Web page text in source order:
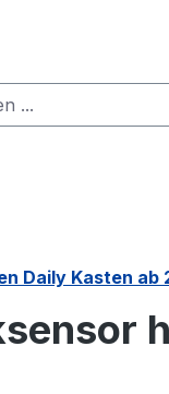
Daily Kasten ab